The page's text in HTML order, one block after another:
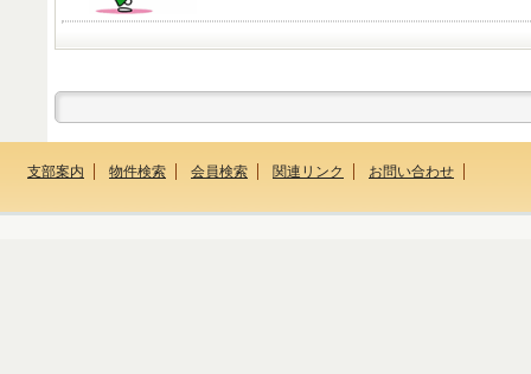
支部案内 物件検索 会員検索 関連リンク お問い合わせ